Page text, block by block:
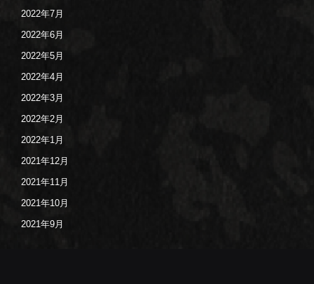
2022年7月
2022年6月
2022年5月
2022年4月
2022年3月
2022年2月
2022年1月
2021年12月
2021年11月
2021年10月
2021年9月